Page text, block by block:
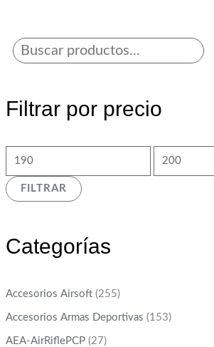
Filtrar por precio
FILTRAR
Categorías
Accesorios Airsoft (255)
Accesorios Armas Deportivas (153)
AEA-AirRiflePCP (27)